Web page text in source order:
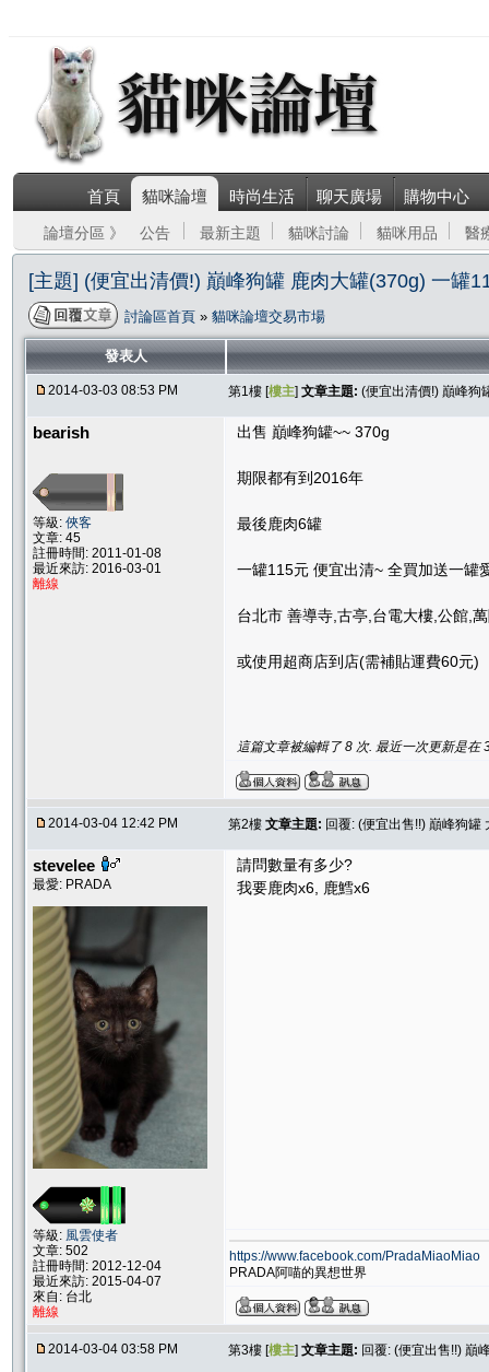
首頁 貓咪論壇 時尚生活 聊天廣場 購物中心
論壇分區 》 公告 最新主題 貓咪討論 貓咪用品 醫
[主題] (便宜出清價!) 巔峰狗罐 鹿肉大罐(370g) 一罐
討論區首頁 » 貓咪論壇交易市場
發表人
2014-03-03 08:53 PM 第1樓 [樓主] 文章主題: (便宜出清價!) 巔峰狗
bearish
等級: 俠客
文章: 45
註冊時間: 2011-01-08
最近來訪: 2016-03-01
離線
出售 巔峰狗罐~~ 370g
期限都有到2016年
最後鹿肉6罐
一罐115元 便宜出清~ 全買加送一罐
台北市 善導寺,古亭,台電大樓,公館,
或使用超商店到店(需補貼運費60元)
這篇文章被編輯了 8 次. 最近一次更新是在
2014-03-04 12:42 PM 第2樓 文章主題: 回覆: (便宜出售!!) 巔峰狗
stevelee
最愛: PRADA
等級: 風雲使者
文章: 502
註冊時間: 2012-12-04
最近來訪: 2015-04-07
來自: 台北
離線
請問數量有多少?
我要鹿肉x6, 鹿鱈x6
https://www.facebook.com/PradaMiaoMiao
PRADA阿喵的異想世界
2014-03-04 03:58 PM 第3樓 [樓主] 文章主題: 回覆: (便宜出售!!) 巔